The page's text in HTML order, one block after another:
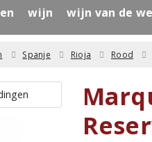
wijn wijn van de
Spanje Rioja Rood